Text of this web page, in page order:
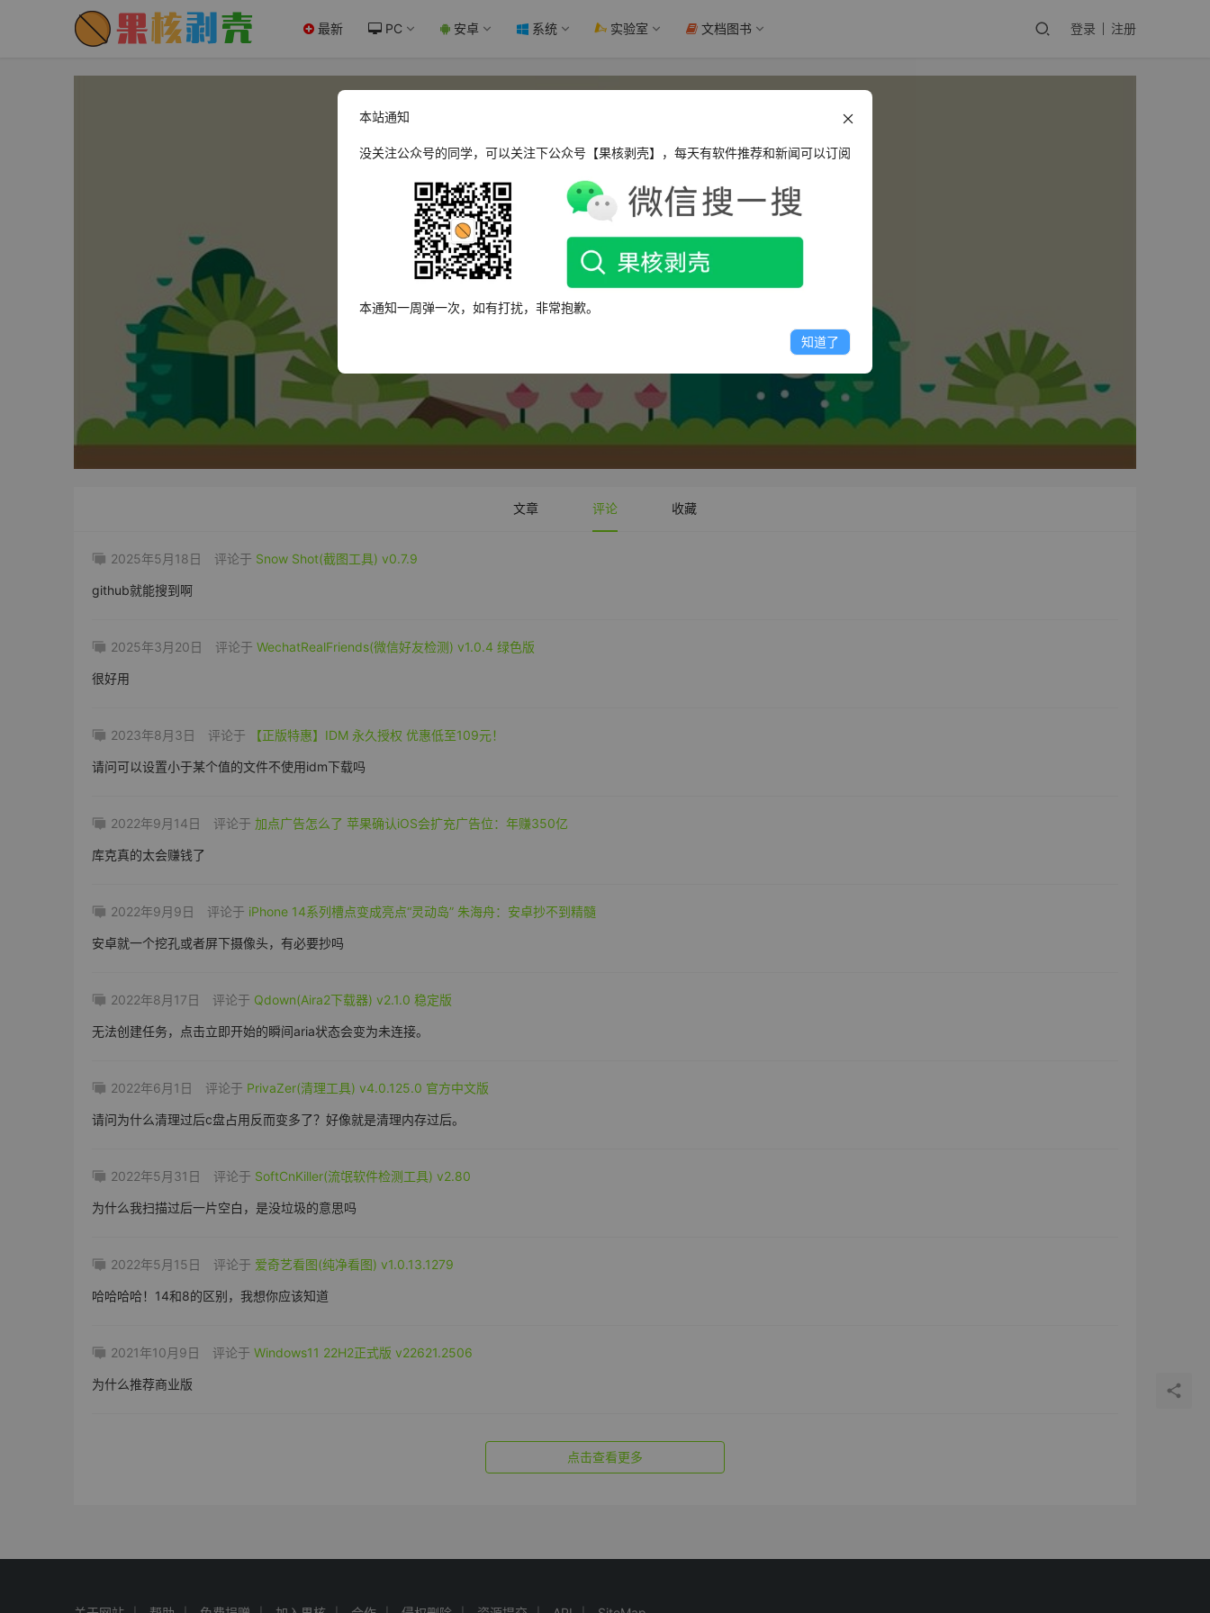
最新 PC 安卓 系统 实验室 文档图书 登录 注册
Edge
文章 评论 收藏
2025年5月18日 评论于 Snow Shot(截图工具) v0.7.9
github就能搜到啊
2025年3月20日 评论于 WechatRealFriends(微信好友检测) v1.0.4 绿色版
很好用
2023年8月3日 评论于 【正版特惠】IDM 永久授权 优惠低至109元！
请问可以设置小于某个值的文件不使用idm下载吗
2022年9月14日 评论于 加点广告怎么了 苹果确认iOS会扩充广告位：年赚350亿
库克真的太会赚钱了
2022年9月9日 评论于 iPhone 14系列槽点变成亮点“灵动岛” 朱海舟：安卓抄不到精髓
安卓就一个挖孔或者屏下摄像头，有必要抄吗
2022年8月17日 评论于 Qdown(Aira2下载器) v2.1.0 稳定版
无法创建任务，点击立即开始的瞬间aria状态会变为未连接。
2022年6月1日 评论于 PrivaZer(清理工具) v4.0.125.0 官方中文版
请问为什么清理过后c盘占用反而变多了？好像就是清理内存过后。
2022年5月31日 评论于 SoftCnKiller(流氓软件检测工具) v2.80
为什么我扫描过后一片空白，是没垃圾的意思吗
2022年5月15日 评论于 爱奇艺看图(纯净看图) v1.0.13.1279
哈哈哈哈！14和8的区别，我想你应该知道
2021年10月9日 评论于 Windows11 22H2正式版 v22621.2506
为什么推荐商业版
点击查看更多
本站通知
没关注公众号的同学，可以关注下公众号【果核剥壳】，每天有软件推荐和新闻可以订阅
本通知一周弹一次，如有打扰，非常抱歉。
知道了